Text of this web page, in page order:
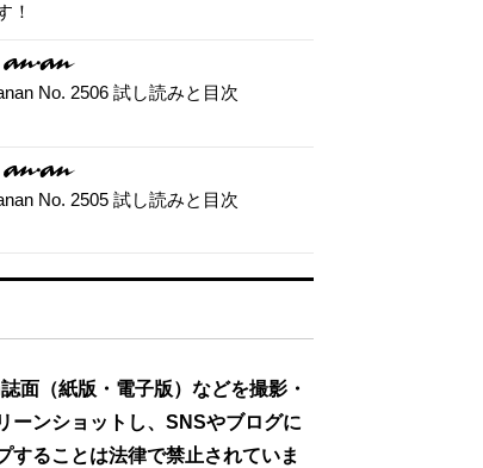
！
No. 2506 試し読みと目次
No. 2505 試し読みと目次
面（紙版・電子版）などを撮影・
ーンショットし、SNSやブログに
することは法律で禁止されていま